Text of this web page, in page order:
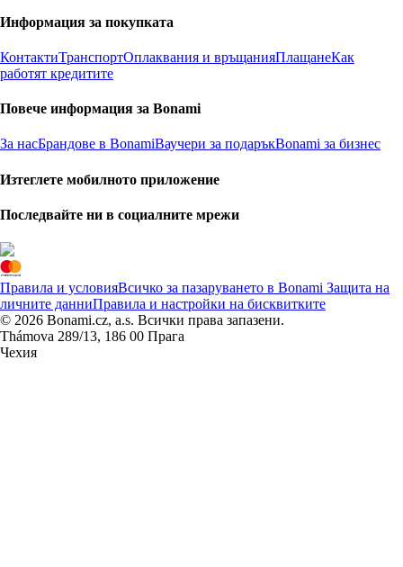
Информация за покупката
КонтактиТранспортОплаквания и връщанияПлащанеКак
работят кредитите
Повече информация за Bonami
За насБрандове в BonamiВаучери за подаръкBonami за бизнес
Изтеглете мобилното приложение
Последвайте ни в социалните мрежи
Правила и условияВсичко за пазаруването в Bonami Защита на
личните данниПравила и настройки на бисквитките
© 2026 Bonami.cz, a.s. Всички права запазени.
Thámova 289/13, 186 00 Прага
Чехия